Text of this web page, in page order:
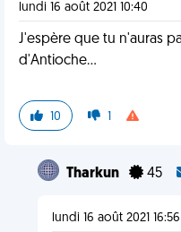
lundi 16 août 2021 10:40
J'espère que tu n'auras
d'Antioche...
10 1
Tharkun 45
lundi 16 août 2021 16:56